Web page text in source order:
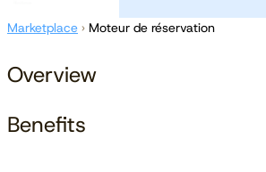
Marketplace › Moteur de réservation
Overview
Benefits